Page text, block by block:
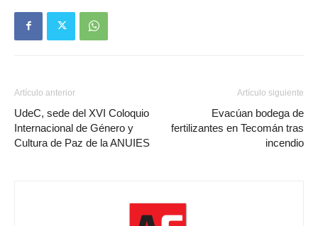
Artículo anterior
UdeC, sede del XVI Coloquio
Internacional de Género y
Cultura de Paz de la ANUIES
Artículo siguiente
Evacúan bodega de
fertilizantes en Tecomán tras
incendio